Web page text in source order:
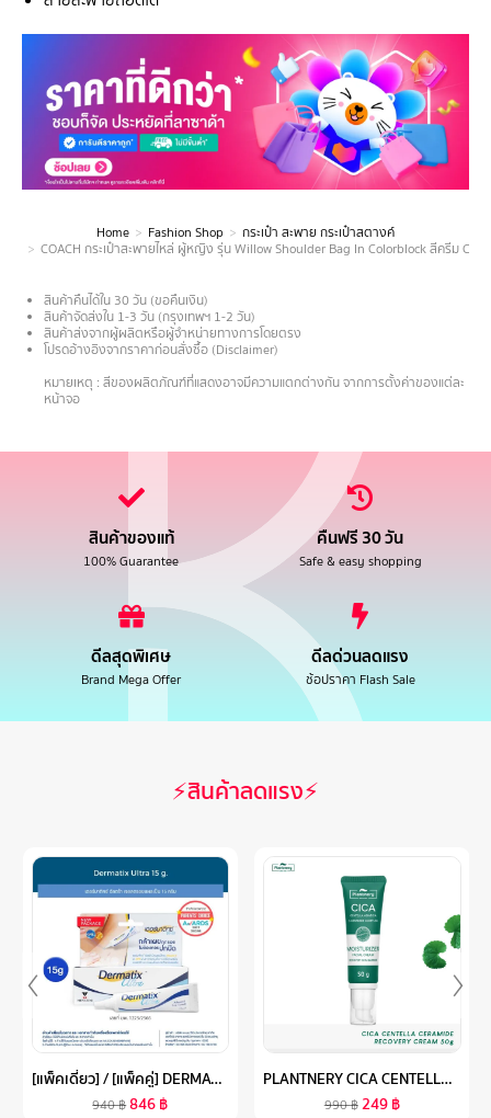
You are here:
Home Fashion Shop
กระเป๋า สะพาย กระเป๋าสตางค์
COACH กระเป๋าสะพายไหล่ ผู้หญิง รุ่น Willow Shoulder Bag In Colorblock สีครีม
สินค้าคืนได้ใน 30 วัน (ขอคืนเงิน)
สินค้าจัดส่งใน 1-3 วัน (กรุงเทพฯ 1-2 วัน)
สินค้าส่งจากผู้ผลิตหรือผู้จำหน่ายทางการโดยตรง
โปรดอ้างอิงจากราคาก่อนสั่งซื้อ (Disclaimer)
หมายเหตุ : สีของผลิตภัณฑ์ที่แสดงอาจมีความแตกต่างกัน จากการตั้งค่าของแต่ละ
หน้าจอ
สินค้าของแท้
100% Guarantee
คืนฟรี 30 วัน
Safe & easy shopping
ดีลสุดพิเศษ
Brand Mega Offer
ดีลด่วนลดแรง
ช้อปราคา Flash Sale
⚡สินค้าลดแรง⚡
[แพ็คเดี่ยว] / [แพ็คคู่] DERMATIX ULTRA GEL เดอร์มาติกซ์ อัลตร้า เจลลดรอยแผลเป็น ขนาด 15 กรัม
940฿846฿
PLANTNERY CICA CENTELLA CERAMIDE RECOVER CREAM 50 G
990฿249฿